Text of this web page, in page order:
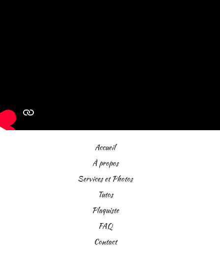
Accueil
À propos
Services et Photos
Tutos
Plaquiste
FAQ
Contact